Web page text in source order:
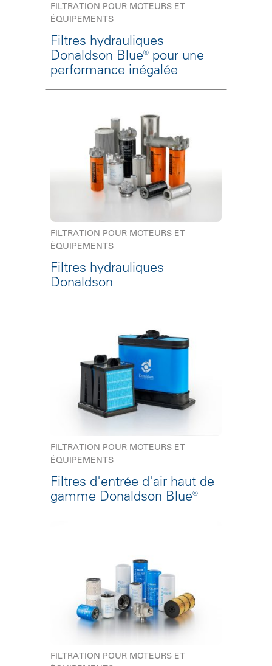
FILTRATION POUR MOTEURS ET
ÉQUIPEMENTS
Filtres hydrauliques
Donaldson Blue® pour une
performance inégalée
FILTRATION POUR MOTEURS ET
ÉQUIPEMENTS
Filtres hydrauliques
Donaldson
FILTRATION POUR MOTEURS ET
ÉQUIPEMENTS
Filtres d'entrée d'air haut de
gamme Donaldson Blue®
FILTRATION POUR MOTEURS ET